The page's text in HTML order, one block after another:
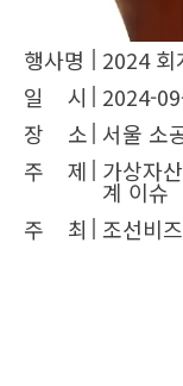
행사명
2024 회
일 시
2024-
장 소 서울 소
주 제 가상자
계 이슈
주 최
조선비즈